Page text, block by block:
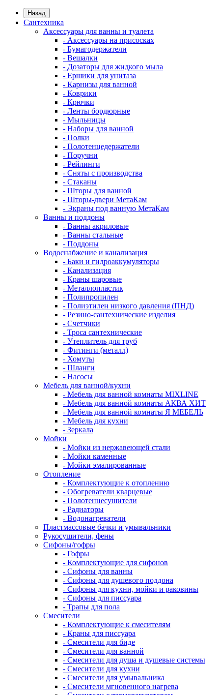
Назад
Сантехника
Аксессуары для ванны и туалета
- Аксессуары на присосках
- Бумагодержатели
- Вешалки
- Дозаторы для жидкого мыла
- Ершики для унитаза
- Карнизы для ванной
- Коврики
- Крючки
- Ленты бордюрные
- Мыльницы
- Наборы для ванной
- Полки
- Полотенцедержатели
- Поручни
- Рейлинги
- Сняты с производства
- Стаканы
- Шторы для ванной
- Шторы-двери МетаКам
- Экраны под ванную МетаКам
Ванны и поддоны
- Ванны акриловые
- Ванны стальные
- Поддоны
Водоснабжение и канализация
- Баки и гидроаккумуляторы
- Канализация
- Краны шаровые
- Металлопластик
- Полипропилен
- Полиэтилен низкого давления (ПНД)
- Резино-сантехнические изделия
- Счетчики
- Троса сантехнические
- Утеплитель для труб
- Фитинги (металл)
- Хомуты
- Шланги
- Насосы
Мебель для ванной/кухни
- Мебель для ванной комнаты MIXLINE
- Мебель для ванной комнаты АКВА ХИТ
- Мебель для ванной комнаты Я МЕБЕЛЬ
- Мебель для кухни
- Зеркала
Мойки
- Мойки из нержавеющей стали
- Мойки каменные
- Мойки эмалированные
Отопление
- Комплектующие к отоплению
- Обогреватели кварцевые
- Полотенцесушители
- Радиаторы
- Водонагреватели
Пластмассовые бачки и умывальники
Рукосушители, фены
Сифоны/гофры
- Гофры
- Комплектующие для сифонов
- Сифоны для ванны
- Сифоны для душевого поддона
- Сифоны для кухни, мойки и раковины
- Сифоны для писсуара
- Трапы для пола
Смесители
- Комплектующие к смесителям
- Краны для писсуара
- Смесители для биде
- Смесители для ванной
- Смесители для душа и душевые системы
- Смесители для кухни
- Смесители для умывальника
- Смесители мгновенного нагрева